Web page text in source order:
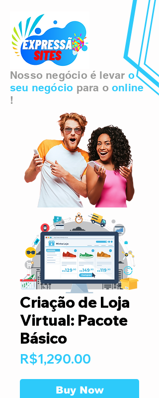
Nosso negócio é levar o
seu negócio para o online
!
Criação de Loja
Virtual: Pacote
Básico
R$1,290.00
Buy Now